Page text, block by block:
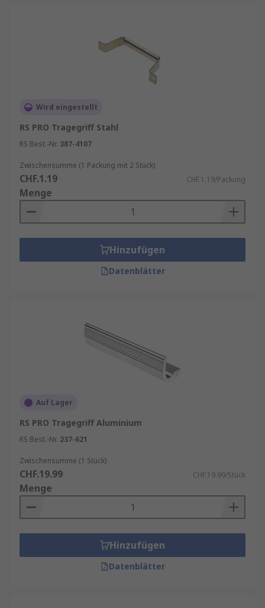
Wird eingestellt
RS PRO Tragegriff Stahl
RS Best.-Nr. 387-4107
Zwischensumme (1 Packung mit 2 Stück)
CHF.1.19 CHF.1.19/Packung
Menge
Hinzufügen
Datenblätter
Auf Lager
RS PRO Tragegriff Aluminium
RS Best.-Nr. 237-621
Zwischensumme (1 Stück)
CHF.19.99 CHF.19.99/Stück
Menge
Hinzufügen
Datenblätter